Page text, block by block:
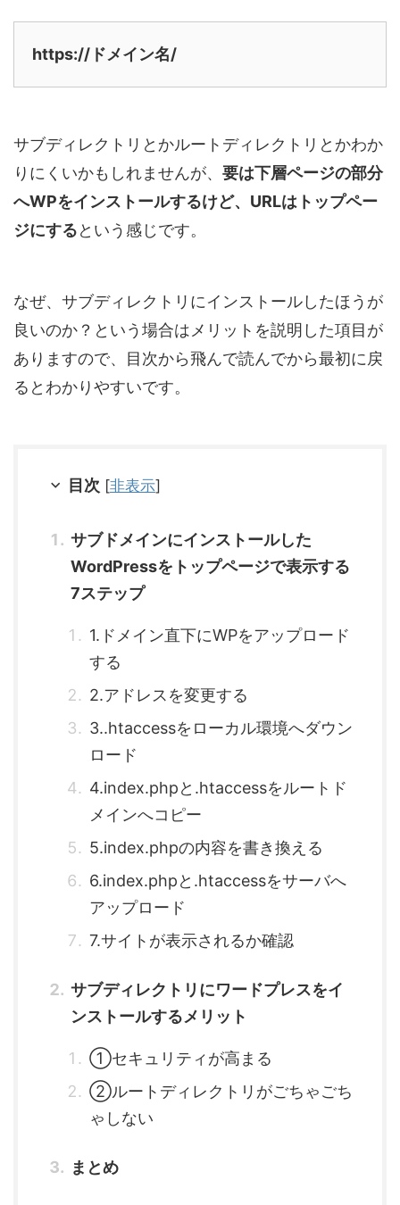
https://ドメイン名/
サブディレクトリとかルートディレクトリとかわか
りにくいかもしれませんが、 要は下層ページの部分
へWPをインストールするけど、URLはトップペー
ジにするという感じです。
なぜ、サブディレクトリにインストールしたほうが
良いのか？という場合はメリットを説明した項目が
ありますので、目次から飛んで読んでから最初に戻
るとわかりやすいです。
目次 [非表示]
サブドメインにインストールした
WordPressをトップページで表示する
7ステップ
1.ドメイン直下にWPをアップロード
する
2.アドレスを変更する
3..htaccessをローカル環境へダウン
ロード
4.index.phpと.htaccessをルートド
メインへコピー
5.index.phpの内容を書き換える
6.index.phpと.htaccessをサーバへ
アップロード
7.サイトが表示されるか確認
サブディレクトリにワードプレスをイ
ンストールするメリット
①セキュリティが高まる
②ルートディレクトリがごちゃごち
ゃしない
まとめ